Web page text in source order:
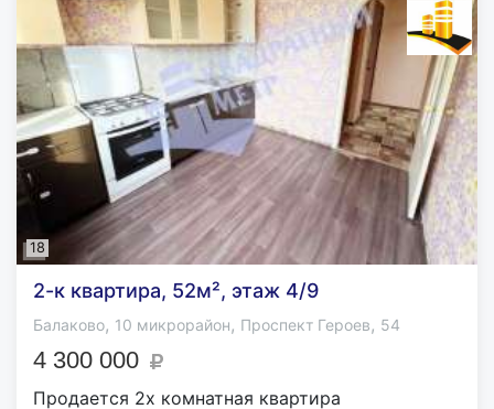
18
2-к квартира, 52м², этаж 4/9
Балаково, 10 микрорайон, Проспект Героев, 54
4 300 000
Продается 2х комнатная квартира